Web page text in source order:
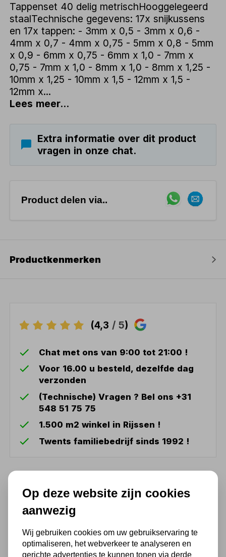
Tappenset 40 delig metrischHooggelegeerd
staalTechnische gegevens: 17x snijkussens
en 17x tappen: - 3mm x 0,5 - 3mm x 0,6 -
4mm x 0,7 - 4mm x 0,75 - 5mm x 0,8 - 5mm
x 0,9 - 6mm x 0,75 - 6mm x 1,0 - 7mm x
0,75 - 7mm x 1,0 - 8mm x 1,0 - 8mm x 1,25 -
10mm x 1,25 - 10mm x 1,5 - 12mm x 1,5 -
12mm x...
Lees meer...
Extra informatie over dit product
vragen in onze chat.
Product delen via..
Productkenmerken
(4,3 / 5)
Chat met ons van 9:00 tot 21:00 !
Voor 16.00 u besteld, dezelfde dag
verzonden
(Technische) Vragen ? Bel ons +31
548 51 75 75
1.500 m2 winkel in Rijssen !
Twents familiebedrijf sinds 1992 !
Ook handig
30,25
25,00 excl. BTW
Op deze website zijn cookies
aanwezig
Wij gebruiken cookies om uw gebruikservaring te
optimaliseren, het webverkeer te analyseren en
gerichte advertenties te kunnen tonen via derde